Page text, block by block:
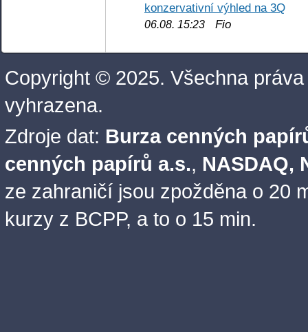
konzervativní výhled na 3Q
06.08. 15:23 Fio
Copyright © 2025. Všechna práva
vyhrazena.
Zdroje dat: Burza cenných
cenných papírů a.s., NASDAQ,
ze zahraničí jsou zpožděna o 20
kurzy z BCPP, a to o 15 min.